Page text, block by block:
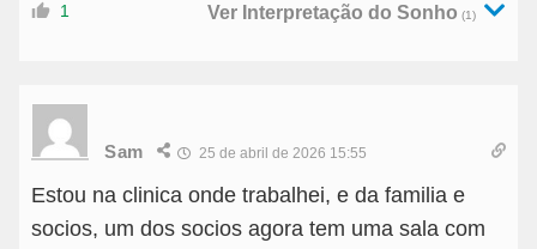
1 Ver Interpretação do Sonho (1)
Sam 25 de abril de 2026 15:55
Estou na clinica onde trabalhei, e da familia e
socios, um dos socios agora tem uma sala com